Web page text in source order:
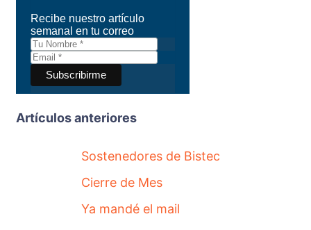
Recibe nuestro artículo
semanal en tu correo
Artículos anteriores
Sostenedores de Bistec
Cierre de Mes
Ya mandé el mail